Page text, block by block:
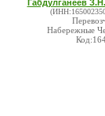
Габдулганеев
Набережные